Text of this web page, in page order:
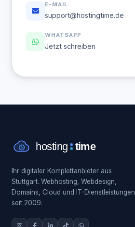
E-MAIL
support@hostingtime.de
WHATSAPP
Jetzt schreiben
Ihr digitaler Komplettanbieter aus
Stuttgart. Webhosting, Webdesign,
Domains, Cloud und IT-Dienstleistungen
seit 2009.